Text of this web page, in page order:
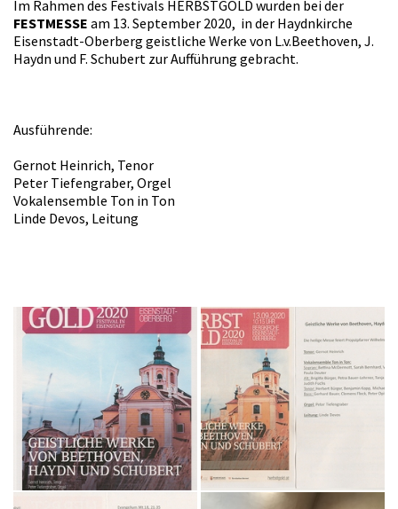
Im Rahmen des Festivals HERBSTGOLD wurden bei der
FESTMESSE am 13. September 2020, in der Haydnkirche
Eisenstadt-Oberberg geistliche Werke von L.v.Beethoven, J.
Haydn und F. Schubert zur Aufführung gebracht.
Ausführende:
Gernot Heinrich, Tenor
Peter Tiefengraber, Orgel
Vokalensemble Ton in Ton
Linde Devos, Leitung